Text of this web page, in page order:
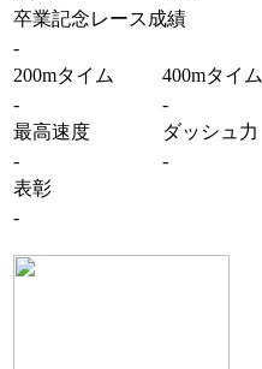
卒業記念レース成績
-
200mタイム
400mタイム
-
-
最高速度
ダッシュ力
-
-
表彰
-